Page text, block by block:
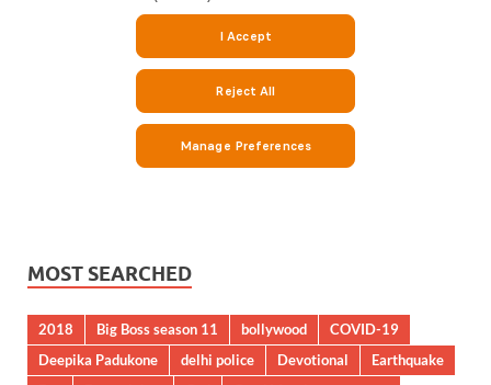
MOST SEARCHED
2018 Big Boss season 11 bollywood
COVID-19
Deepika Padukone
delhi police Devotional
Earthquake